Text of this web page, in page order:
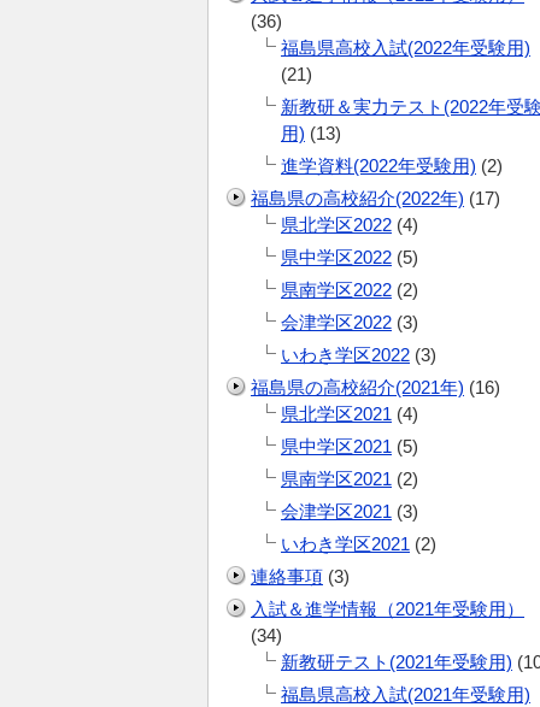
(36)
福島県高校入試(2022年受験用)
(21)
新教研＆実力テスト(2022年受
用) (13)
進学資料(2022年受験用) (2)
福島県の高校紹介(2022年) (17)
県北学区2022 (4)
県中学区2022 (5)
県南学区2022 (2)
会津学区2022 (3)
いわき学区2022 (3)
福島県の高校紹介(2021年) (16)
県北学区2021 (4)
県中学区2021 (5)
県南学区2021 (2)
会津学区2021 (3)
いわき学区2021 (2)
連絡事項 (3)
入試＆進学情報（2021年受験用）
(34)
新教研テスト(2021年受験用)
福島県高校入試(2021年受験用)